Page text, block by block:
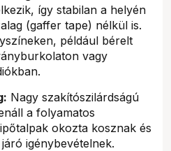
így stabilan a helyén
(gaffer tape) nélkül is.
például bérelt
vagy
Nagy szakítószilárdságú
a folyamatos
okozta kosznak és
igénybevételnek.